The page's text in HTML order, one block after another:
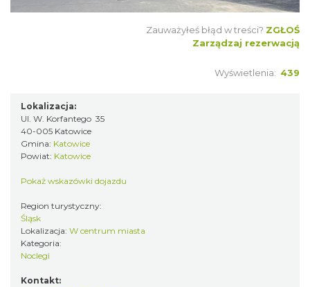
Zauważyłeś błąd w treści? ZGŁOŚ
Zarządzaj rezerwacją
Wyświetlenia: 439
Lokalizacja:
Ul. W. Korfantego 35
40-005 Katowice
Gmina: Katowice
Powiat: Katowice
Pokaż wskazówki dojazdu
Region turystyczny:
Śląsk
Lokalizacja: W centrum miasta
Kategoria:
Noclegi
Kontakt: